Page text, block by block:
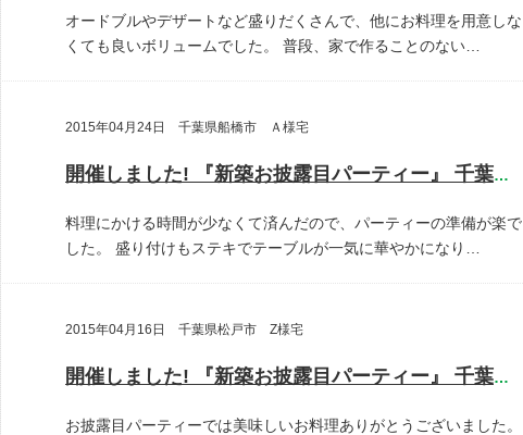
オードブルやデザートなど盛りだくさんで、他にお料理を用意しな
くても良いボリュームでした。
普段、家で作ることのない…
2015年04月24日 千葉県船橋市 Ａ様宅
開催しました! 『新築お披露目パーティー』 千葉県船橋市 A様宅
料理にかける時間が少なくて済んだので、パーティーの準備が楽で
した。
盛り付けもステキでテーブルが一気に華やかになり…
2015年04月16日 千葉県松戸市 Z様宅
開催しました! 『新築お披露目パーティー』 千葉県松戸市 Z様宅
お披露目パーティーでは美味しいお料理ありがとうございました。